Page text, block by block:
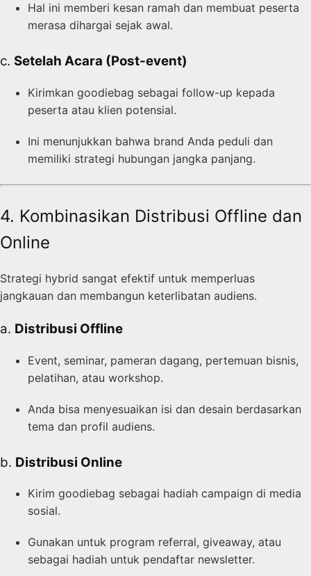
Hal ini memberi kesan ramah dan membuat peserta
merasa dihargai sejak awal.
c. Setelah Acara (Post-event)
Kirimkan goodiebag sebagai follow-up kepada
peserta atau klien potensial.
Ini menunjukkan bahwa brand Anda peduli dan
memiliki strategi hubungan jangka panjang.
4. Kombinasikan Distribusi Offline dan
Online
Strategi hybrid sangat efektif untuk memperluas
jangkauan dan membangun keterlibatan audiens.
a. Distribusi Offline
Event, seminar, pameran dagang, pertemuan bisnis,
pelatihan, atau workshop.
Anda bisa menyesuaikan isi dan desain berdasarkan
tema dan profil audiens.
b. Distribusi Online
Kirim goodiebag sebagai hadiah campaign di media
sosial.
Gunakan untuk program referral, giveaway, atau
sebagai hadiah untuk pendaftar newsletter.